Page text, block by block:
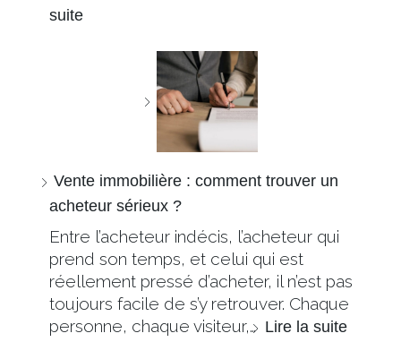
suite
Vente immobilière : comment trouver un
acheteur sérieux ?
Entre l’acheteur indécis, l’acheteur qui
prend son temps, et celui qui est
réellement pressé d’acheter, il n’est pas
toujours facile de s’y retrouver. Chaque
personne, chaque visiteur,… Lire la suite